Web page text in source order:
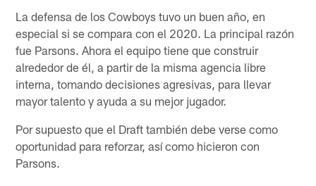
La defensa de los Cowboys tuvo un buen año, en
especial si se compara con el 2020. La principal razón
fue Parsons. Ahora el equipo tiene que construir
alrededor de él, a partir de la misma agencia libre
interna, tomando decisiones agresivas, para llevar
mayor talento y ayuda a su mejor jugador.
Por supuesto que el Draft también debe verse como
oportunidad para reforzar, así como hicieron con
Parsons.